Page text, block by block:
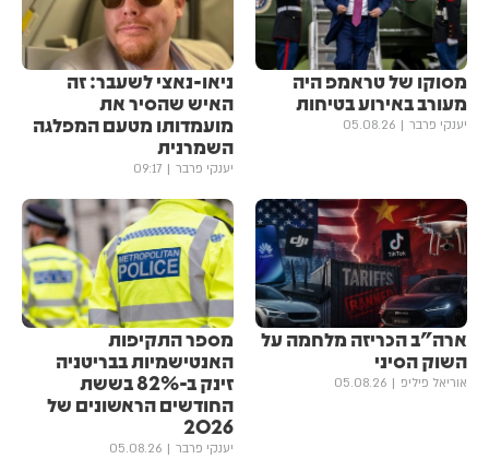
מסוקו של טראמפ היה
מעורב באירוע בטיחות
יענקי פרבר 05.08.26
ניאו-נאצי לשעבר: זה
האיש שהסיר את
מועמדותו מטעם המפלגה
השמרנית
יענקי פרבר 09:17
ארה"ב הכריזה מלחמה על
השוק הסיני
אוריאל פיליפ 05.08.26
מספר התקיפות
האנטישמיות בבריטניה
זינק ב-82% בששת
החודשים הראשונים של
2026
יענקי פרבר 05.08.26